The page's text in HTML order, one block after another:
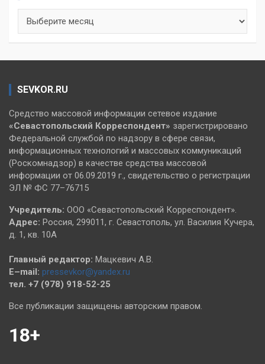
SEVKOR.RU
Средство массовой информации сетевое издание
«Севастопольский Корреспондент» зарегистрировано
Федеральной службой по надзору в сфере связи,
информационных технологий и массовых коммуникаций
(Роскомнадзор) в качестве средства массовой
информации от 06.09.2019 г., свидетельство о регистрации
ЭЛ № ФС 77–76715
Учредитель: ООО «Севастопольский Корреспондент».
Адрес: Россия, 299011, г. Севастополь, ул. Василия Кучера,
д. 1, кв. 10А
Главный редактор: Мацкевич А.В.
E–mail: pressevkor@yandex.ru
тел. +7 (978) 918-52-25
Все публикации защищены авторским правом.
18+